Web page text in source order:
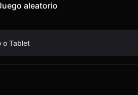
aleatorio
o Tablet